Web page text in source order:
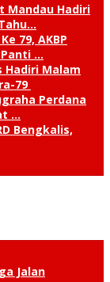
Mandau Hadiri
79, AKBP
Panti …
Hadiri Malam
79
Perdana
…
Bengkalis,
Jalan